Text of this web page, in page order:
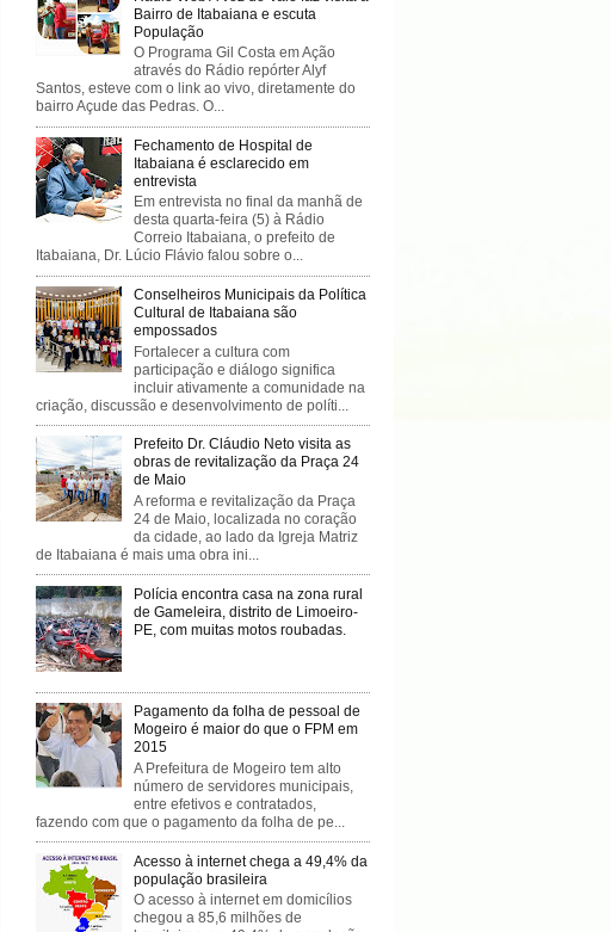
Bairro de Itabaiana e escuta
População
O Programa Gil Costa em Ação
através do Rádio repórter Alyf
Santos, esteve com o link ao vivo, diretamente do
bairro Açude das Pedras. O...
Fechamento de Hospital de
Itabaiana é esclarecido em
entrevista
Em entrevista no final da manhã de
desta quarta-feira (5) à Rádio
Correio Itabaiana, o prefeito de
Itabaiana, Dr. Lúcio Flávio falou sobre o...
Conselheiros Municipais da Política
Cultural de Itabaiana são
empossados
Fortalecer a cultura com
participação e diálogo significa
incluir ativamente a comunidade na
criação, discussão e desenvolvimento de políti...
Prefeito Dr. Cláudio Neto visita as
obras de revitalização da Praça 24
de Maio
A reforma e revitalização da Praça
24 de Maio, localizada no coração
da cidade, ao lado da Igreja Matriz
de Itabaiana é mais uma obra ini...
Polícia encontra casa na zona rural
de Gameleira, distrito de Limoeiro-
PE, com muitas motos roubadas.
Pagamento da folha de pessoal de
Mogeiro é maior do que o FPM em
2015
A Prefeitura de Mogeiro tem alto
número de servidores municipais,
entre efetivos e contratados,
fazendo com que o pagamento da folha de pe...
Acesso à internet chega a 49,4% da
população brasileira
O acesso à internet em domicílios
chegou a 85,6 milhões de